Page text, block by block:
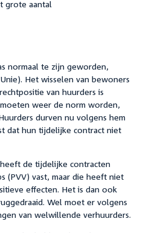
grote aantal
normaal te zijn geworden,
Het wisselen van bewoners
van huurders is
weer de norm worden,
durven nu volgens hem
dat hun tijdelijke contract niet
heeft de tijdelijke contracten
(PVV) vast, maar die heeft niet
effecten. Het is dan ook
Wel moet er volgens
van welwillende verhuurders.